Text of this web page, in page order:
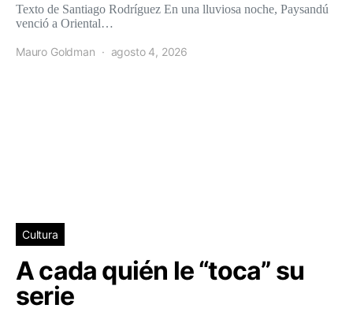
Texto de Santiago Rodríguez En una lluviosa noche, Paysandú
venció a Oriental…
Mauro Goldman agosto 4, 2026
Cultura
A cada quién le “toca” su
serie